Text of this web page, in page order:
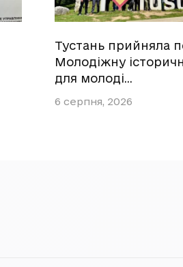
Тустань прийняла
Молодіжну
для молоді…
6 серпня, 2026